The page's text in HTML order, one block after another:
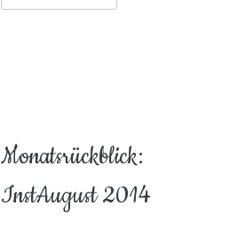
Monatsrückblick:
InstAugust 2014